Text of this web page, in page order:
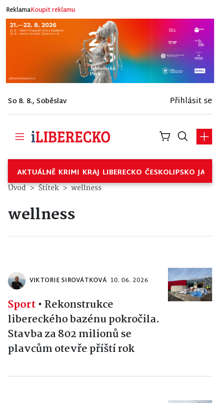
ReklamaKoupit reklamu
So 8. 8., Soběslav Přihlásit se
AKTUÁLNĚ KRIMI KRAJ LIBERECKO ČESKOLIPSKO
Úvod Štítek wellness
wellness
VIKTORIE SIROVÁTKOVÁ 10. 06. 2026
Sport • Rekonstrukce
libereckého bazénu pokročila.
Stavba za 802 milionů se
plavcům otevře příští rok